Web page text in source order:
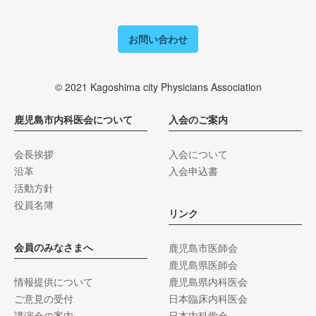
お問い合わせ
© 2021 Kagoshima city Physicians Association
鹿児島市内科医会について
会長挨拶
沿革
活動方針
役員名簿
会員のみなさまへ
情報提供について
ご意見の受付
入会のご案内
入会について
入会申込書
リンク
鹿児島市医師会
鹿児島県医師会
鹿児島県内科医会
日本臨床内科医会